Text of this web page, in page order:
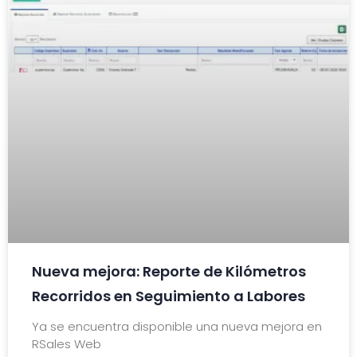
Nueva mejora: Reporte de Kilómetros
Recorridos en Seguimiento a Labores
Ya se encuentra disponible una nueva mejora en
RSales Web